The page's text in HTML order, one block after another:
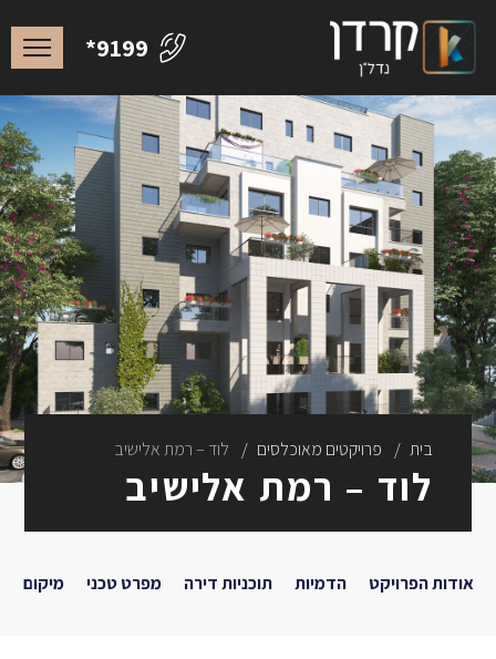
*9199
בית פרויקטים מאוכלסים לוד – רמת אלישיב
לוד – רמת אלישיב
אודות הפרויקט הדמיות תוכניות דירה מפרט טכני מיקום
להורדת הקובץ